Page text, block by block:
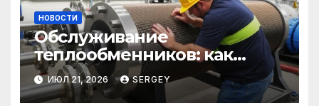
НОВОСТИ
Обслуживание
теплообменников: как
сохранить эффективность и
избежать простоев
ИЮЛ 21, 2026 SERGEY